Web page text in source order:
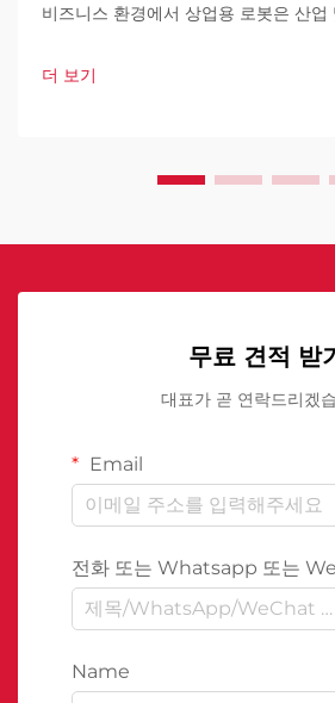
비즈니스 환경에서 상업용 로봇은 산업
업이 운영 방식을 혁신하고 있습니다.
더 보기
무료 견적 받
대표가 곧 연락드리겠
Email
전화 또는 Whatsapp 또는
Name